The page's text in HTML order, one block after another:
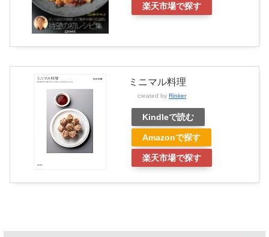
楽天市場で探す
ミニマル料理
created by Rinker
Kindleで読む
Amazonで探す
楽天市場で探す